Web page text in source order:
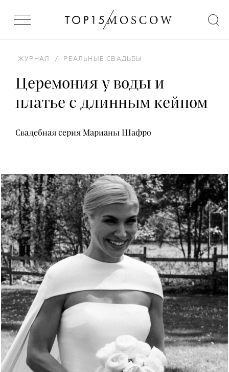
ЖУРНАЛ / РЕАЛЬНЫЕ СВАДЬБЫ
Церемония у воды и
платье с длинным кейпом
Свадебная серия Марианы Шафро